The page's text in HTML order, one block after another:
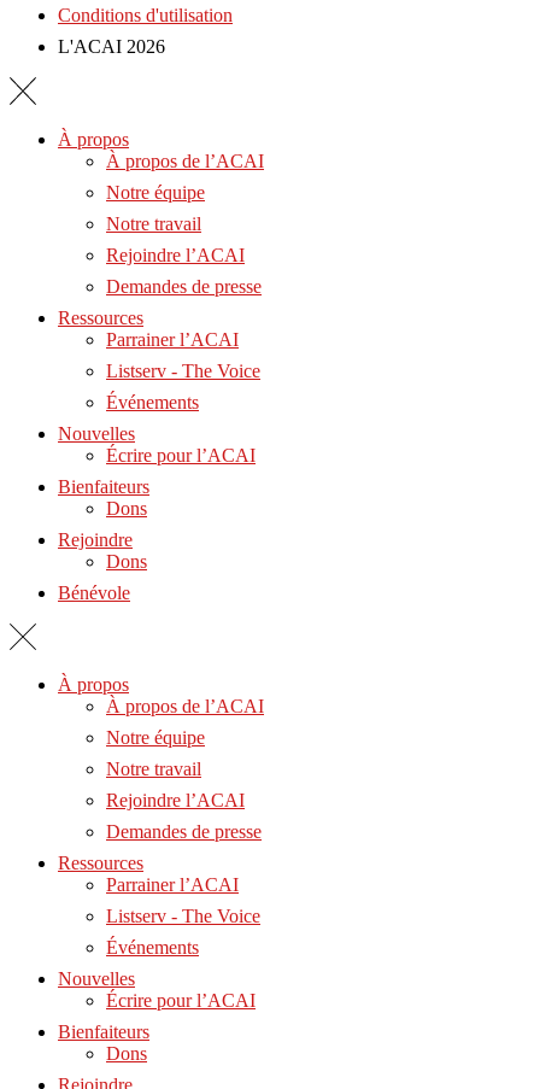
Conditions d'utilisation
L'ACAI 2026
À propos
À propos de l’ACAI
Notre équipe
Notre travail
Rejoindre l’ACAI
Demandes de presse
Ressources
Parrainer l’ACAI
Listserv - The Voice
Événements
Nouvelles
Écrire pour l’ACAI
Bienfaiteurs
Dons
Rejoindre
Dons
Bénévole
À propos
À propos de l’ACAI
Notre équipe
Notre travail
Rejoindre l’ACAI
Demandes de presse
Ressources
Parrainer l’ACAI
Listserv - The Voice
Événements
Nouvelles
Écrire pour l’ACAI
Bienfaiteurs
Dons